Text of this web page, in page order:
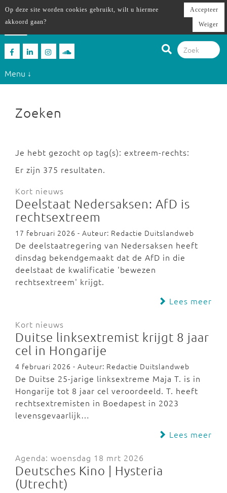
Menu ↓
Zoeken
Je hebt gezocht op tag(s): extreem-rechts:
Er zijn 375 resultaten.
Kort nieuws
Deelstaat Nedersaksen: AfD is
rechtsextreem
17 februari 2026 - Auteur: Redactie Duitslandweb
De deelstaatregering van Nedersaksen heeft
dinsdag bekendgemaakt dat de AfD in die
deelstaat de kwalificatie 'bewezen
rechtsextreem' krijgt.
Lees meer
Kort nieuws
Duitse linksextremist krijgt 8 jaar
cel in Hongarije
4 februari 2026 - Auteur: Redactie Duitslandweb
De Duitse 25-jarige linksextreme Maja T. is in
Hongarije tot 8 jaar cel veroordeeld. T. heeft
rechtsextremisten in Boedapest in 2023
levensgevaarlijk…
Lees meer
Agenda: woensdag 18 mrt 2026
Deutsches Kino | Hysteria
(Utrecht)
Op deze site worden cookies gebruikt, wilt u hiermee
akkoord gaan?
Accepteer
Weiger